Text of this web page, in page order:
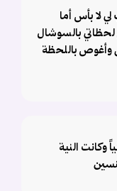
لا بأس أما
أوثق لحظاتي بالسوشال
وأغوص باللحظة
وكانت النية